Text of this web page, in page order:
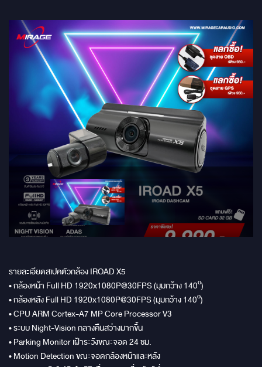
รายละเอียดสเปคตัวกล้อง IROAD X5
• กล้องหน้า Full HD 1920x1080P@30FPS (มุมกว้าง 140º)
• กล้องหลัง Full HD 1920x1080P@30FPS (มุมกว้าง 140º)
• CPU ARM Cortex-A7 MP Core Processor V3
• ระบบ Night-Vision กลางคืนสว่างมากขึ้น
• Parking Monitor เฝ้าระวังขณะจอด 24 ชม.
• Motion Detection ขณะจอดกล้องหน้าและหลัง